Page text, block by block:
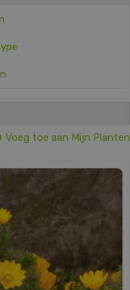
Voeg toe aan Mijn Planten